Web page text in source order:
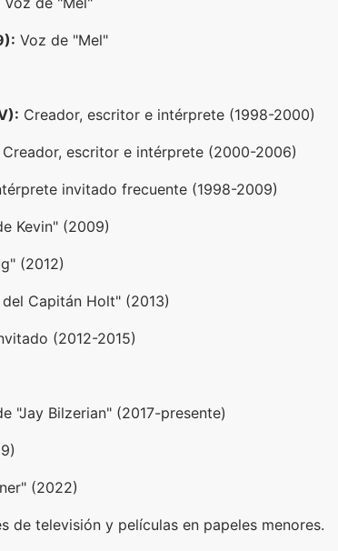
Voz de "Mel"
Creador, escritor e intérprete (1998-2000)
Creador, escritor e intérprete (2000-2006)
invitado frecuente (1998-2009)
Kevin" (2009)
(2012)
Capitán Holt" (2013)
(2012-2015)
"Jay Bilzerian" (2017-presente)
(2022)
de televisión y películas en papeles menores.